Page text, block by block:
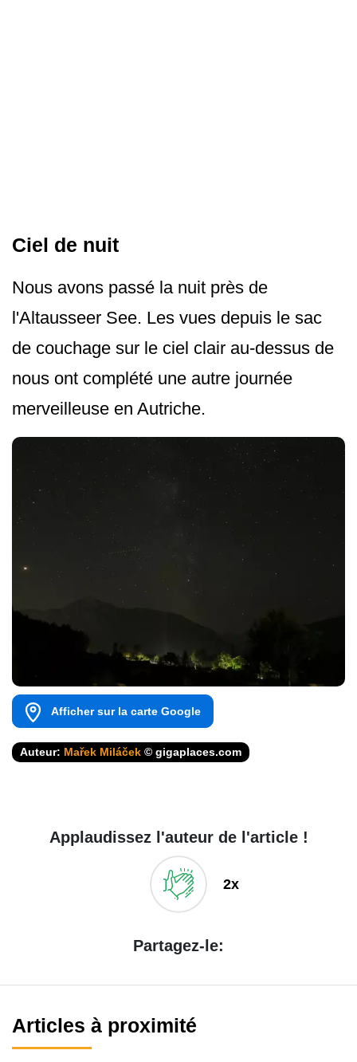
Ciel de nuit
Nous avons passé la nuit près de
l'Altausseer See. Les vues depuis le sac
de couchage sur le ciel clair au-dessus de
nous ont complété une autre journée
merveilleuse en Autriche.
Afficher sur la carte Google
Auteur: Mařek Miláček © gigaplaces.com
Applaudissez l'auteur de l'article !
2x
Partagez-le:
Articles à proximité